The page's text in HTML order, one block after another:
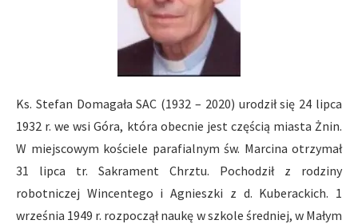
Ks. Stefan Domagała SAC (1932 – 2020) urodził się 24 lipca
1932 r. we wsi Góra, która obecnie jest częścią miasta Żnin.
W miejscowym kościele parafialnym św. Marcina otrzymał
31 lipca tr. Sakrament Chrztu. Pochodził z rodziny
robotniczej Wincentego i Agnieszki z d. Kuberackich. 1
września 1949 r. rozpoczął naukę w szkole średniej, w Małym